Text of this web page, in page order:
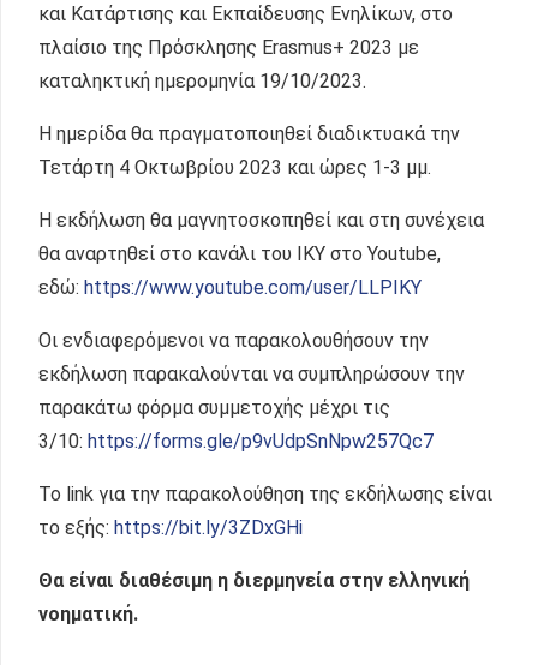
και Κατάρτισης και Εκπαίδευσης Ενηλίκων, στο
πλαίσιο της Πρόσκλησης Erasmus+ 2023 με
καταληκτική ημερομηνία 19/10/2023.
Η ημερίδα θα πραγματοποιηθεί διαδικτυακά την
Τετάρτη 4 Οκτωβρίου 2023 και ώρες 1-3 μμ.
Η εκδήλωση θα μαγνητοσκοπηθεί και στη συνέχεια
θα αναρτηθεί στο κανάλι του ΙΚΥ στο Youtube,
εδώ: https://www.youtube.com/user/LLPIKY
Oι ενδιαφερόμενοι να παρακολουθήσουν την
εκδήλωση παρακαλούνται να συμπληρώσουν την
παρακάτω φόρμα συμμετοχής μέχρι τις
3/10: https://forms.gle/p9vUdpSnNpw257Qc7
Το link για την παρακολούθηση της εκδήλωσης είναι
το εξής: https://bit.ly/3ZDxGHi
Θα είναι διαθέσιμη η διερμηνεία στην ελληνική
νοηματική.